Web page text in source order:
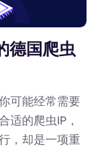
德国爬虫
可能经常需要
适的爬虫IP，
，却是一项重